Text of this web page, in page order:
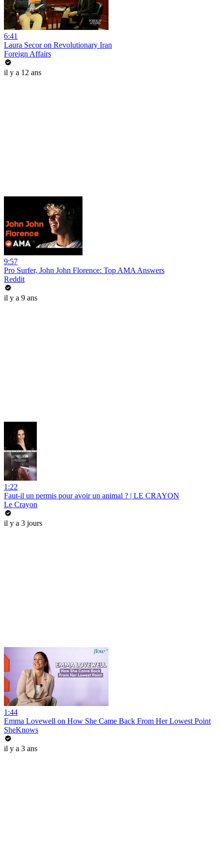
6:41
Laura Secor on Revolutionary Iran
Foreign Affairs
il y a 12 ans
9:57
Pro Surfer, John John Florence: Top AMA Answers
Reddit
il y a 9 ans
1:22
Faut-il un permis pour avoir un animal ? | LE CRAYON
Le Crayon
il y a 3 jours
1:44
Emma Lovewell on How She Came Back From Her Lowest Point
SheKnows
il y a 3 ans